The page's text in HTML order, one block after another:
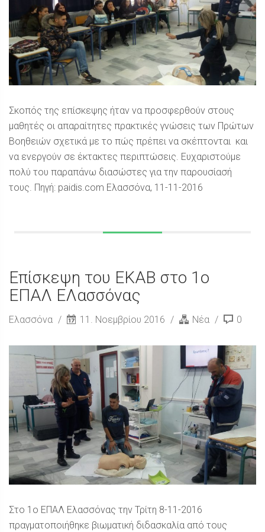
Σκοπός της επίσκεψης ήταν να προσφερθούν στους
μαθητές οι απαραίτητες πρακτικές γνώσεις των Πρώτων
Βοηθειών σχετικά με το πώς πρέπει να σκέπτονται και
να ενεργούν σε έκτακτες περιπτώσεις. Ευχαριστούμε
πολύ του παραπάνω διασώστες για την παρουσίασή
τους. Πηγή: paidis.com Ελασσόνα, 11-11-2016
Επίσκεψη του ΕΚΑΒ στο 1ο
ΕΠΑΛ ΕΛασσόνας
Ελασσόνα 11. Νοεμβρίου 2016 Νέα 0
Στο 1ο ΕΠΑΛ Ελασσόνας την Τρίτη 8-11-2016
πραγματοποιήθηκε βιωματική διδασκαλία από τους